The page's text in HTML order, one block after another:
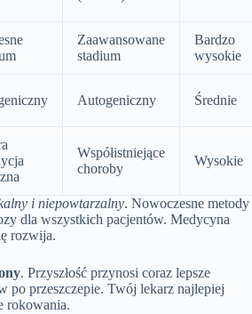
Zaawansowane
stadium
Bardzo
wysokie
Autogeniczny Średnie
Współistniejące
choroby
Wysokie
i niepowtarzalny. Nowoczesne metody
dla wszystkich pacjentów. Medycyna
rozwija.
. Przyszłość przynosi coraz lepsze
po przeszczepie. Twój lekarz najlepiej
rokowania.